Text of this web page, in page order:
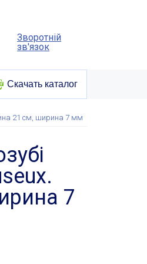
Зворотній
зв'язок
Скачать каталог
21 см, ширина 7 мм
7